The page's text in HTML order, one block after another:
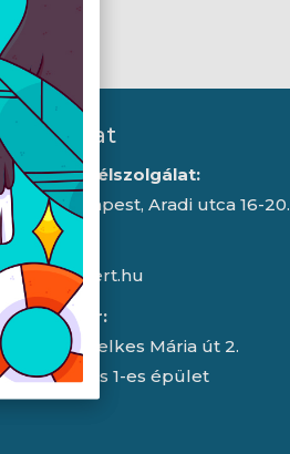
Kapcsolat
Iroda/ügyfélszolgálat:
1043 Budapest, Aradi utca 16-20.
E-mail:
info@expert.hu
RMA/raktár:
2151 Fót, Telkes Mária út 2.
HelloParks 1-es épület